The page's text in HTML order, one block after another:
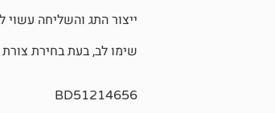
ייצור התג והשליחה
שימו לב, בעת בחירת
BD51214656